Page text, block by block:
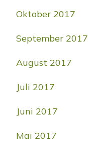
Oktober 2017
September 2017
August 2017
Juli 2017
Juni 2017
Mai 2017